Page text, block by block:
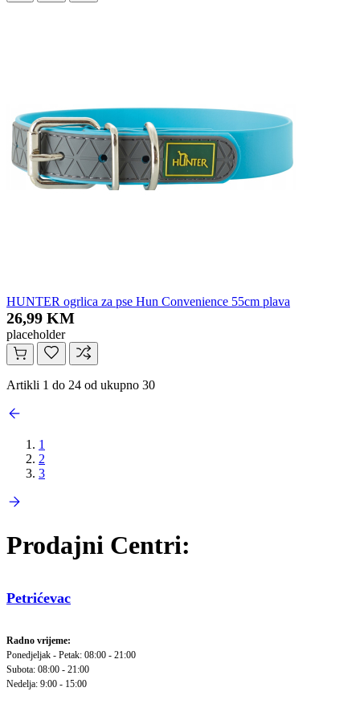
HUNTER ogrlica za pse Hun Convenience 55cm plava
26,99 KM
placeholder
Artikli 1 do 24 od ukupno 30
1
2
3
Prodajni Centri:
Petrićevac
Radno vrijeme:
Ponedjeljak - Petak: 08:00 - 21:00
Subota: 08:00 - 21:00
Nedelja: 9:00 - 15:00